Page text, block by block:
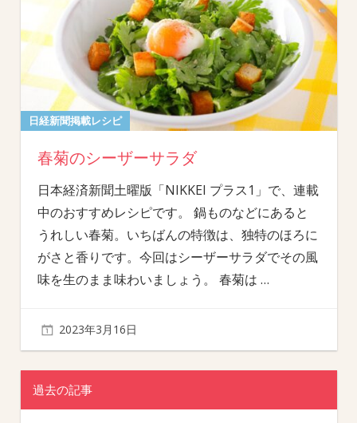
日経新聞掲載レシピ
春菊のシーザーサラダ
日本経済新聞土曜版「NIKKEI プラス1」で、連載
中のおすすめレシピです。 鍋ものなどにあると
うれしい春菊。いちばんの特徴は、独特のほろに
がさと香りです。今回はシーザーサラダでその風
味を生のまま味わいましょう。 春菊は …
2023年3月16日
過去の記事